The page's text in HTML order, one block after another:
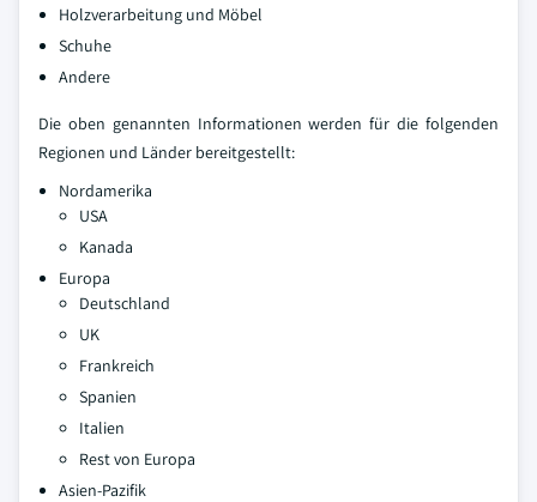
Holzverarbeitung und Möbel
Schuhe
Andere
Die oben genannten Informationen werden für die folgenden
Regionen und Länder bereitgestellt:
Nordamerika
USA
Kanada
Europa
Deutschland
UK
Frankreich
Spanien
Italien
Rest von Europa
Asien-Pazifik